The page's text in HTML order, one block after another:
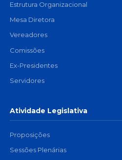
Estrutura Organizacional
Mesa Diretora
Vereadores
Comissões
Ex-Presidentes
Servidores
Atividade Legislativa
Proposições
Sessões Plenárias